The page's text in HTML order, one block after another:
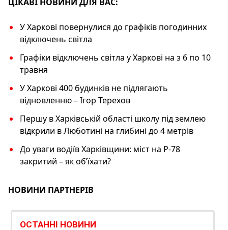
У Харкові повернулися до графіків погодинних
відключень світла
Графіки відключень світла у Харкові на з 6 по 10
травня
У Харкові 400 будинків не підлягають
відновленню – Ігор Терехов
Першу в Харківській області школу під землею
відкрили в Люботині на глибині до 4 метрів
До уваги водіїв Харківщини: міст на Р-78
закритий – як об’їхати?
НОВИНИ ПАРТНЕРІВ
ОСТАННІ НОВИНИ